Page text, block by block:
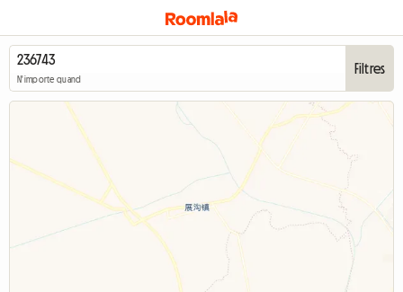
N'importe quand
Filtres